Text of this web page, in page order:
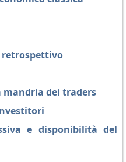
retrospettivo
dei traders
e disponibilità del